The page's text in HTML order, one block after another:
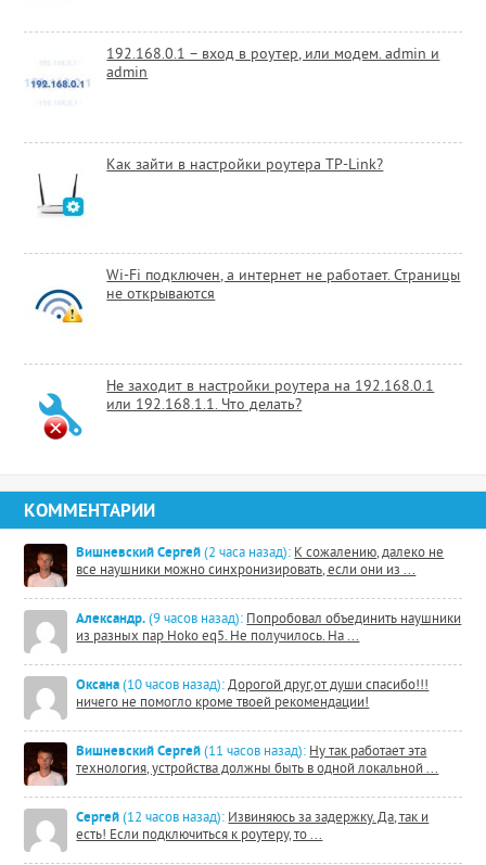
192.168.0.1 – вход в роутер, или модем. admin и
admin
Как зайти в настройки роутера TP-Link?
Wi-Fi подключен, а интернет не работает. Страницы
не открываются
Не заходит в настройки роутера на 192.168.0.1
или 192.168.1.1. Что делать?
КОММЕНТАРИИ
Вишневский Сергей (2 часа назад): К сожалению, далеко не
все наушники можно синхронизировать, если они из ...
Александр. (9 часов назад): Попробовал объединить наушники
из разных пар Hoko eq5. Не получилось. На ...
Оксана (10 часов назад): Дорогой друг,от души спасибо!!!
ничего не помогло кроме твоей рекомендации!
Вишневский Сергей (11 часов назад): Ну так работает эта
технология, устройства должны быть в одной локальной ...
Сергей (12 часов назад): Извиняюсь за задержку. Да, так и
есть! Если подключиться к роутеру, то ...